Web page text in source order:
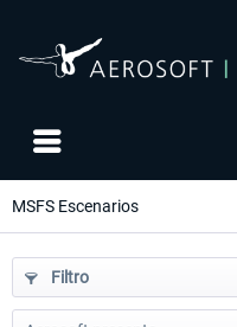
MSFS Escenarios
Filtro